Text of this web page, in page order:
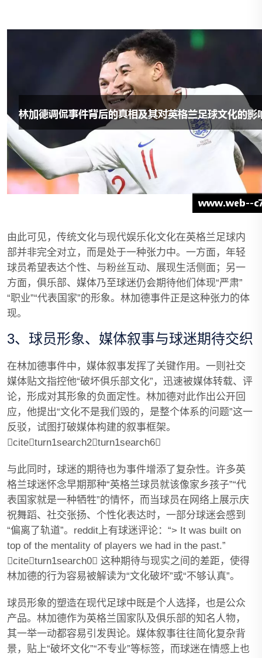
由此可见，传统文化与现代娱乐化文化在英格兰足球内
部并非完全对立，而是处于一种张力中。一方面，年轻
球员希望表达个性、与粉丝互动、展现生活侧面；另一
方面，俱乐部、媒体乃至球迷仍会期待他们体现“严肃”
“职业”“代表国家”的形象。林加德事件正是这种张力的体
现。
3、球员形象、媒体叙事与球迷期待交织
在林加德事件中，媒体叙事发挥了关键作用。一则社交
媒体贴文指控他“破坏俱乐部文化”，迅速被媒体转载、评
论，形成对其形象的负面定性。林加德对此作出公开回
应，他提出“文化不是我们毁的，是整个体系的问题”这一
反驳，试图打破媒体构建的叙事框架。
citeturn1search2turn1search6
与此同时，球迷的期待也为事件增添了复杂性。许多英
格兰球迷怀念早期那种“英格兰球员就该像家乡孩子”“代
表国家就是一种牺牲”的情怀，而当球员在网络上展示庆
祝舞蹈、社交张扬、个性化表达时，一部分球迷会感到
“偏离了轨道”。reddit上有球迷评论：“> It was built on
top of the mentality of players we had in the past.”
citeturn1search0 这种期待与现实之间的差距，使得
林加德的行为容易被解读为“文化破坏”或“不够认真”。
球员形象的塑造在现代足球中既是个人选择，也是公众
产品。林加德作为英格兰国家队及俱乐部的知名人物，
其一举一动都容易引发舆论。媒体叙事往往简化复杂背
景，贴上“破坏文化”“不专业”等标签，而球迷在情感上也